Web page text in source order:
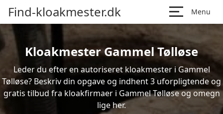
Find-kloakmester.dk Menu
Kloakmester Gammel Tølløse
Leder du efter en autoriseret kloakmester i Gammel
Tølløse? Beskriv din opgave og indhent 3 uforpligtende og
gratis tilbud fra kloakfirmaer i Gammel Tølløse og omegn
lige her.